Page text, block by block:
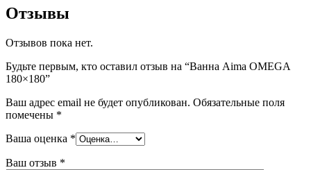
Отзывы
Отзывов пока нет.
Будьте первым, кто оставил отзыв на “Ванна Aima OMEGA
180×180”
Ваш адрес email не будет опубликован. Обязательные поля
помечены *
Ваша оценка *
Ваш отзыв *